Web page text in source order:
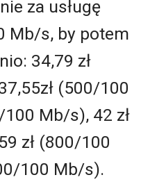
za usługę
Mb/s, by potem
34,79 zł
(500/100
Mb/s), 42 zł
zł (800/100
100 Mb/s).